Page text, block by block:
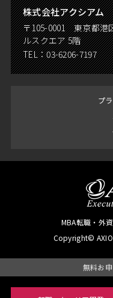
無料お
株式会社アクシアム
〒105-0001 東京都港
ルスクエア 5階
TEL：03-6206-7197
プ
MBA転職・外
Copyright©